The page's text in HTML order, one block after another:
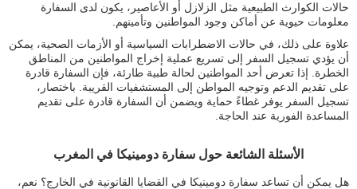
حالات الكوارث الطبيعية مثل الزلازل أو الأعاصير، يكون لدى السفارة
معلومات حيوية عن أماكن وجود المواطنين وتأمينهم.
علاوة على ذلك، في حالات الاضطرابات السياسية أو الأزمات الصحية، يمكن
أن يؤدي تسجيل السفر إلى تسريع عملية إخراج المواطنين من المناطق
الخطرة. إذا تعرض أحد المواطنين لحالة طبية طارئة، فإن السفارة قادرة
على تقديم الدعم وتوجيه المواطن إلى المستشفيات القريبة. باختصار،
تسجيل السفر يوفر غطاءً حماية ويضمن أن السفارة قادرة على تقديم
المساعدة الفورية عند الحاجة.
الأسئلة الشائعة حول سفارة دومينيكا في المغرب
هل يمكن أن تساعد سفارة دومينيكا في القضايا القانونية في الخارج؟ نعم،